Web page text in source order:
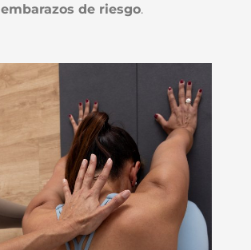
embarazos de riesgo.